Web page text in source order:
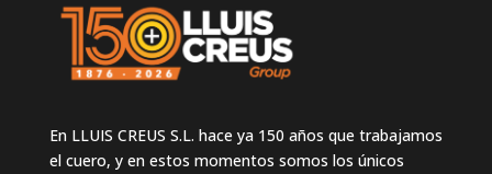
En LLUIS CREUS S.L. hace ya 150 años que trabajamos
el cuero, y en estos momentos somos los únicos